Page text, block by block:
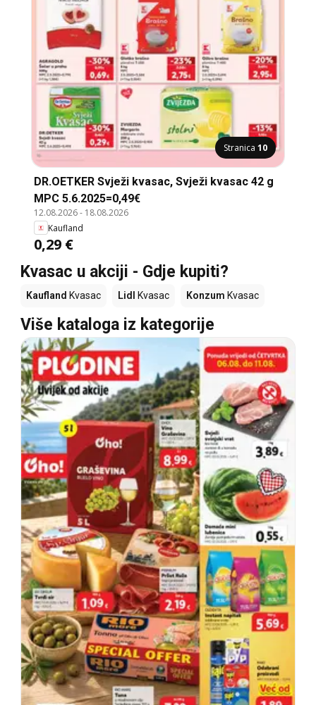
Stranica 10
DR.OETKER Svježi kvasac, Svježi kvasac 42 g
MPC 5.6.2025=0,49€
12.08.2026- 18.08.2026
Kaufland
0,29 €
Kvasac u akciji - Gdje kupiti?
Kaufland Kvasac Lidl Kvasac Konzum Kvasac
Više kataloga iz kategorije